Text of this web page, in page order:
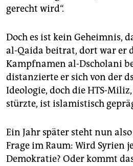
gerecht wird“.
Doch es ist kein Geheimnis,
al-Qaida beitrat, dort war er
Kampfnamen al-Dscholani
distanzierte er sich von der
Ideologie, doch die HTS-
stürzte, ist islamistisch
Ein Jahr später steht nun
Frage im Raum: Wird Syrien
Demokratie? Oder kommt